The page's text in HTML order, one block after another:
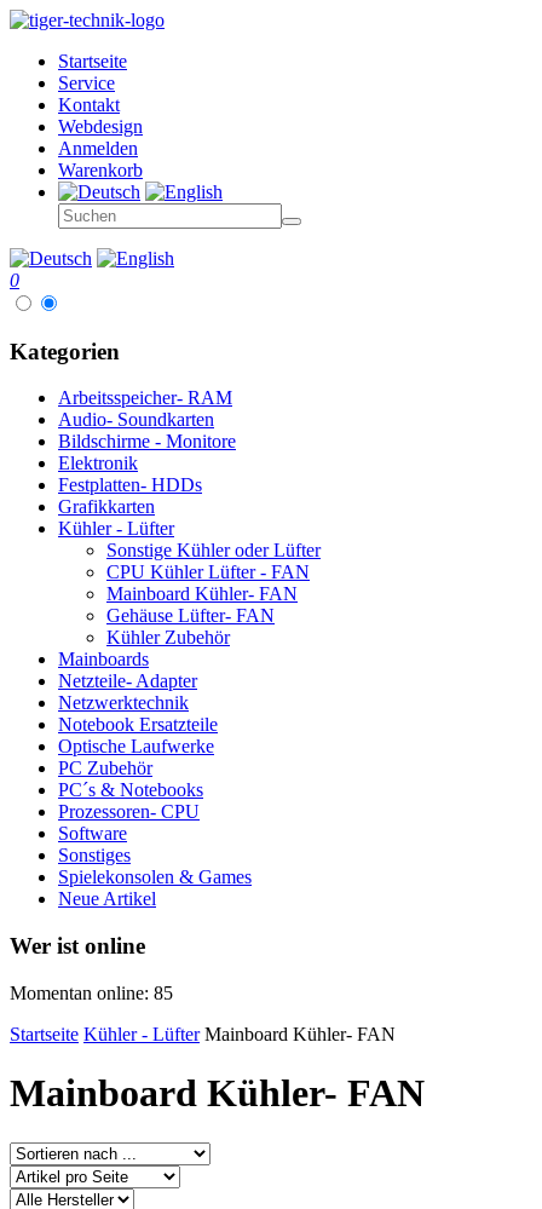
Startseite
Service
Kontakt
Webdesign
Anmelden
Warenkorb
0
Kategorien
Arbeitsspeicher- RAM
Audio- Soundkarten
Bildschirme - Monitore
Elektronik
Festplatten- HDDs
Grafikkarten
Kühler - Lüfter
Sonstige Kühler oder Lüfter
CPU Kühler Lüfter - FAN
Mainboard Kühler- FAN
Gehäuse Lüfter- FAN
Kühler Zubehör
Mainboards
Netzteile- Adapter
Netzwerktechnik
Notebook Ersatzteile
Optische Laufwerke
PC Zubehör
PC´s & Notebooks
Prozessoren- CPU
Software
Sonstiges
Spielekonsolen & Games
Neue Artikel
Wer ist online
Momentan online: 85
Startseite Kühler - Lüfter Mainboard Kühler- FAN
Mainboard Kühler- FAN